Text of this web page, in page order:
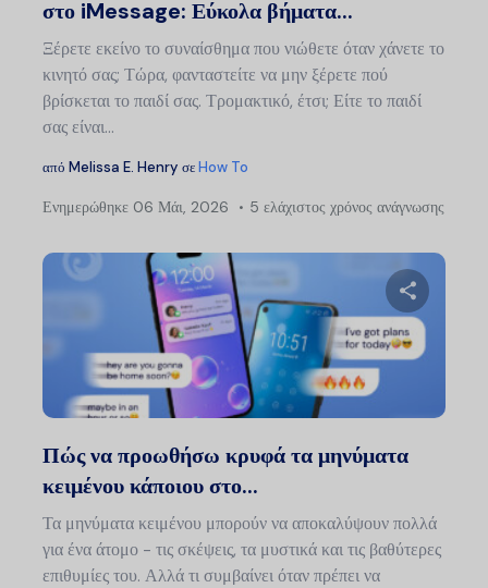
στο iMessage: Εύκολα βήματα...
Ξέρετε εκείνο το συναίσθημα που νιώθετε όταν χάνετε το
κινητό σας; Τώρα, φανταστείτε να μην ξέρετε πού
βρίσκεται το παιδί σας. Τρομακτικό, έτσι; Είτε το παιδί
σας είναι...
από Melissa E. Henry σεHow To
Ενημερώθηκε 06 Μάι, 2026 5 ελάχιστος χρόνος ανάγνωσης
Πώς να προωθήσω κρυφά τα μηνύματα
κειμένου κάποιου στο...
Τα μηνύματα κειμένου μπορούν να αποκαλύψουν πολλά
για ένα άτομο - τις σκέψεις, τα μυστικά και τις βαθύτερες
επιθυμίες του. Αλλά τι συμβαίνει όταν πρέπει να